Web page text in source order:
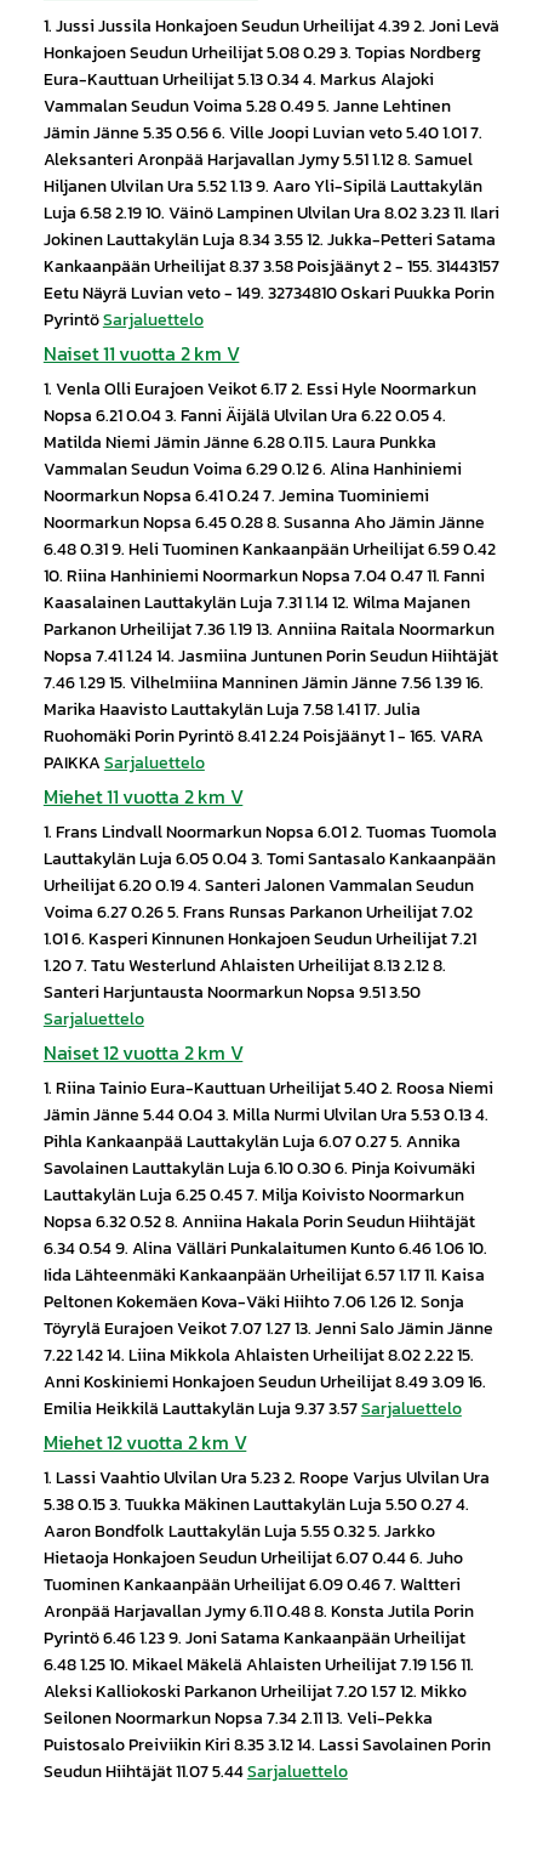
1. Jussi Jussila Honkajoen Seudun Urheilijat 4.39 2. Joni Levä
Honkajoen Seudun Urheilijat 5.08 0.29 3. Topias Nordberg
Eura-Kauttuan Urheilijat 5.13 0.34 4. Markus Alajoki
Vammalan Seudun Voima 5.28 0.49 5. Janne Lehtinen
Jämin Jänne 5.35 0.56 6. Ville Joopi Luvian veto 5.40 1.01 7.
Aleksanteri Aronpää Harjavallan Jymy 5.51 1.12 8. Samuel
Hiljanen Ulvilan Ura 5.52 1.13 9. Aaro Yli-Sipilä Lauttakylän
Luja 6.58 2.19 10. Väinö Lampinen Ulvilan Ura 8.02 3.23 11. Ilari
Jokinen Lauttakylän Luja 8.34 3.55 12. Jukka-Petteri Satama
Kankaanpään Urheilijat 8.37 3.58 Poisjäänyt 2 - 155. 31443157
Eetu Näyrä Luvian veto - 149. 32734810 Oskari Puukka Porin
PyrintöSarjaluettelo
Naiset 11 vuotta 2 km V
1. Venla Olli Eurajoen Veikot 6.17 2. Essi Hyle Noormarkun
Nopsa 6.21 0.04 3. Fanni Äijälä Ulvilan Ura 6.22 0.05 4.
Matilda Niemi Jämin Jänne 6.28 0.11 5. Laura Punkka
Vammalan Seudun Voima 6.29 0.12 6. Alina Hanhiniemi
Noormarkun Nopsa 6.41 0.24 7. Jemina Tuominiemi
Noormarkun Nopsa 6.45 0.28 8. Susanna Aho Jämin Jänne
6.48 0.31 9. Heli Tuominen Kankaanpään Urheilijat 6.59 0.42
10. Riina Hanhiniemi Noormarkun Nopsa 7.04 0.47 11. Fanni
Kaasalainen Lauttakylän Luja 7.31 1.14 12. Wilma Majanen
Parkanon Urheilijat 7.36 1.19 13. Anniina Raitala Noormarkun
Nopsa 7.41 1.24 14. Jasmiina Juntunen Porin Seudun Hiihtäjät
7.46 1.29 15. Vilhelmiina Manninen Jämin Jänne 7.56 1.39 16.
Marika Haavisto Lauttakylän Luja 7.58 1.41 17. Julia
Ruohomäki Porin Pyrintö 8.41 2.24 Poisjäänyt 1 - 165. VARA
PAIKKA Sarjaluettelo
Miehet 11 vuotta 2 km V
1. Frans Lindvall Noormarkun Nopsa 6.01 2. Tuomas Tuomola
Lauttakylän Luja 6.05 0.04 3. Tomi Santasalo Kankaanpään
Urheilijat 6.20 0.19 4. Santeri Jalonen Vammalan Seudun
Voima 6.27 0.26 5. Frans Runsas Parkanon Urheilijat 7.02
1.01 6. Kasperi Kinnunen Honkajoen Seudun Urheilijat 7.21
1.20 7. Tatu Westerlund Ahlaisten Urheilijat 8.13 2.12 8.
Santeri Harjuntausta Noormarkun Nopsa 9.51 3.50
Sarjaluettelo
Naiset 12 vuotta 2 km V
1. Riina Tainio Eura-Kauttuan Urheilijat 5.40 2. Roosa Niemi
Jämin Jänne 5.44 0.04 3. Milla Nurmi Ulvilan Ura 5.53 0.13 4.
Pihla Kankaanpää Lauttakylän Luja 6.07 0.27 5. Annika
Savolainen Lauttakylän Luja 6.10 0.30 6. Pinja Koivumäki
Lauttakylän Luja 6.25 0.45 7. Milja Koivisto Noormarkun
Nopsa 6.32 0.52 8. Anniina Hakala Porin Seudun Hiihtäjät
6.34 0.54 9. Alina Välläri Punkalaitumen Kunto 6.46 1.06 10.
Iida Lähteenmäki Kankaanpään Urheilijat 6.57 1.17 11. Kaisa
Peltonen Kokemäen Kova-Väki Hiihto 7.06 1.26 12. Sonja
Töyrylä Eurajoen Veikot 7.07 1.27 13. Jenni Salo Jämin Jänne
7.22 1.42 14. Liina Mikkola Ahlaisten Urheilijat 8.02 2.22 15.
Anni Koskiniemi Honkajoen Seudun Urheilijat 8.49 3.09 16.
Emilia Heikkilä Lauttakylän Luja 9.37 3.57Sarjaluettelo
Miehet 12 vuotta 2 km V
1. Lassi Vaahtio Ulvilan Ura 5.23 2. Roope Varjus Ulvilan Ura
5.38 0.15 3. Tuukka Mäkinen Lauttakylän Luja 5.50 0.27 4.
Aaron Bondfolk Lauttakylän Luja 5.55 0.32 5. Jarkko
Hietaoja Honkajoen Seudun Urheilijat 6.07 0.44 6. Juho
Tuominen Kankaanpään Urheilijat 6.09 0.46 7. Waltteri
Aronpää Harjavallan Jymy 6.11 0.48 8. Konsta Jutila Porin
Pyrintö 6.46 1.23 9. Joni Satama Kankaanpään Urheilijat
6.48 1.25 10. Mikael Mäkelä Ahlaisten Urheilijat 7.19 1.56 11.
Aleksi Kalliokoski Parkanon Urheilijat 7.20 1.57 12. Mikko
Seilonen Noormarkun Nopsa 7.34 2.11 13. Veli-Pekka
Puistosalo Preiviikin Kiri 8.35 3.12 14. Lassi Savolainen Porin
Seudun Hiihtäjät 11.07 5.44Sarjaluettelo